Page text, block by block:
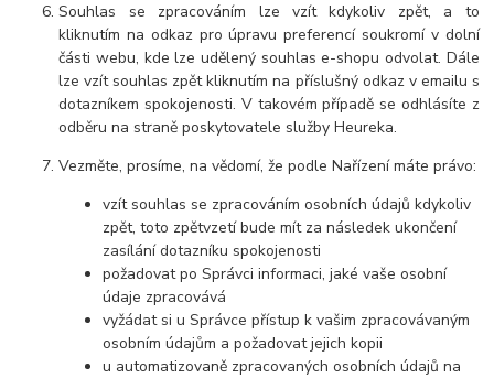
Souhlas se zpracováním lze vzít kdykoliv zpět, a to
kliknutím na odkaz pro úpravu preferencí soukromí v dolní
části webu, kde lze udělený souhlas e-shopu odvolat. Dále
lze vzít souhlas zpět kliknutím na příslušný odkaz v emailu s
dotazníkem spokojenosti. V takovém případě se odhlásíte z
odběru na straně poskytovatele služby Heureka.
Vezměte, prosíme, na vědomí, že podle Nařízení máte právo:
vzít souhlas se zpracováním osobních údajů kdykoliv
zpět, toto zpětvzetí bude mít za následek ukončení
zasílání dotazníku spokojenosti
požadovat po Správci informaci, jaké vaše osobní
údaje zpracovává
vyžádat si u Správce přístup k vašim zpracovávaným
osobním údajům a požadovat jejich kopii
u automatizovaně zpracovaných osobních údajů na